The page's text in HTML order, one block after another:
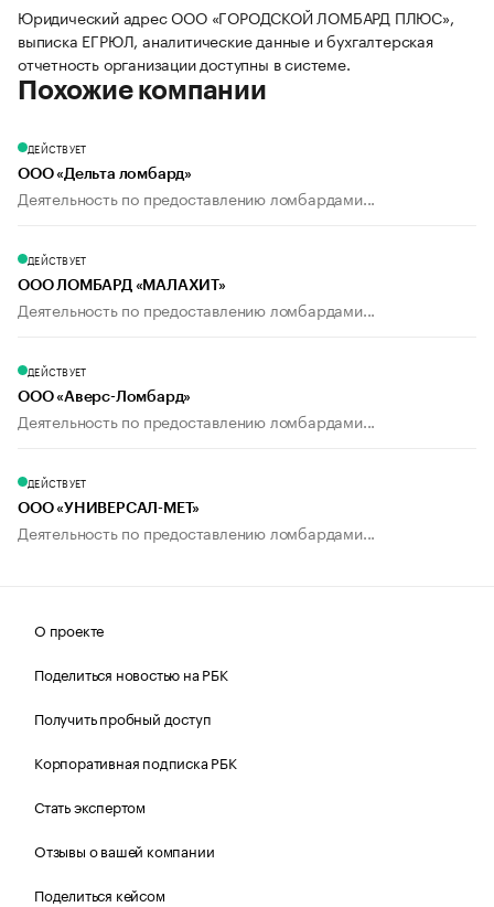
Юридический адрес ООО «ГОРОДСКОЙ ЛОМБАРД ПЛЮС»,
выписка ЕГРЮЛ, аналитические данные и бухгалтерская
отчетность организации доступны в системе.
Похожие компании
ДЕЙСТВУЕТ
ООО «Дельта ломбард»
Деятельность по предоставлению ломбардами...
ДЕЙСТВУЕТ
ООО ЛОМБАРД «МАЛАХИТ»
Деятельность по предоставлению ломбардами...
ДЕЙСТВУЕТ
ООО «Аверс-Ломбард»
Деятельность по предоставлению ломбардами...
ДЕЙСТВУЕТ
ООО «УНИВЕРСАЛ-МЕТ»
Деятельность по предоставлению ломбардами...
О проекте
Поделиться новостью на РБК
Получить пробный доступ
Корпоративная подписка РБК
Стать экспертом
Отзывы о вашей компании
Поделиться кейсом